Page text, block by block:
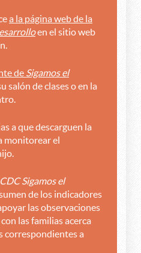
a la página web de la
en el sitio web
de Sigamos el
salón de clases o en la
a que descarguen la
monitorear el
CDC Sigamos el
de los indicadores
las observaciones
las familias acerca
correspondientes a